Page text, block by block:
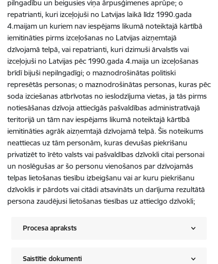
pilngadību un beigusies viņa ārpusģimenes aprūpe; o
repatrianti, kuri izceļojuši no Latvijas laikā līdz 1990.gada
4.maijam un kuriem nav iespējams likumā noteiktajā kārtībā
iemitināties pirms izceļošanas no Latvijas aizņemtajā
dzīvojamā telpā, vai repatrianti, kuri dzimuši ārvalstīs vai
izceļojuši no Latvijas pēc 1990.gada 4.maija un izceļošanas
brīdī bijuši nepilngadīgi; o maznodrošinātas politiski
represētās personas; o maznodrošinātas personas, kuras pēc
soda izciešanas atbrīvotas no ieslodzījuma vietas, ja tās pirms
notiesāšanas dzīvoja attiecīgās pašvaldības administratīvajā
teritorijā un tām nav iespējams likumā noteiktajā kārtībā
iemitināties agrāk aizņemtajā dzīvojamā telpā. Šis noteikums
neattiecas uz tām personām, kuras devušas piekrišanu
privatizēt to īrēto valsts vai pašvaldības dzīvokli citai personai
un noslēgušas ar šo personu vienošanos par dzīvojamās
telpas lietošanas tiesību izbeigšanu vai ar kuru piekrišanu
dzīvoklis ir pārdots vai citādi atsavināts un darījuma rezultātā
persona zaudējusi lietošanas tiesības uz attiecīgo dzīvokli;
Procesa apraksts
Saistītie dokumenti